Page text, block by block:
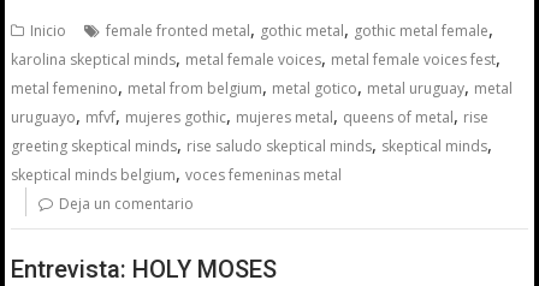
Inicio female fronted metal, gothic metal, gothic metal female,
karolina skeptical minds, metal female voices, metal female voices fest,
metal femenino, metal from belgium, metal gotico, metal uruguay, metal
uruguayo, mfvf, mujeres gothic, mujeres metal, queens of metal, rise
greeting skeptical minds, rise saludo skeptical minds, skeptical minds,
skeptical minds belgium,voces femeninas metal
Deja un comentario
Entrevista: HOLY MOSES